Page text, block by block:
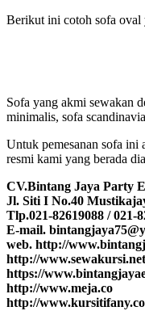
Berikut ini cotoh sofa
Sofa yang akmi sewakan
minimalis, sofa
Untuk pemesanan sofa ini
resmi kami yang berada
CV.Bintang Jaya Party
Jl. Siti I No.40
Tlp.021-82619088 / 021-
E-mail.
web. http://
http://www.sewakursi.net
https://
http://www.meja.co
http://